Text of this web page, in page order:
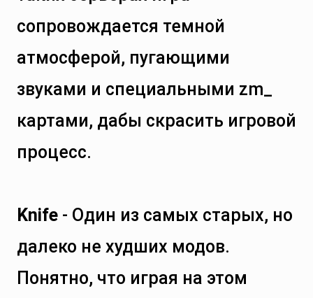
сопровождается темной
атмосферой, пугающими
звуками и специальными zm_
картами, дабы скрасить игровой
процесс.
Knife - Один из самых старых, но
далеко не худших модов.
Понятно, что играя на этом